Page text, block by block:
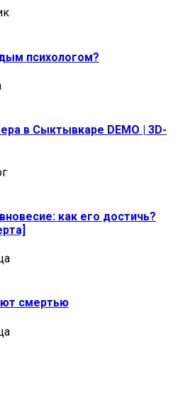
психологом?
в Сыктывкаре DEMO | 3D-
как его достичь?
смертью